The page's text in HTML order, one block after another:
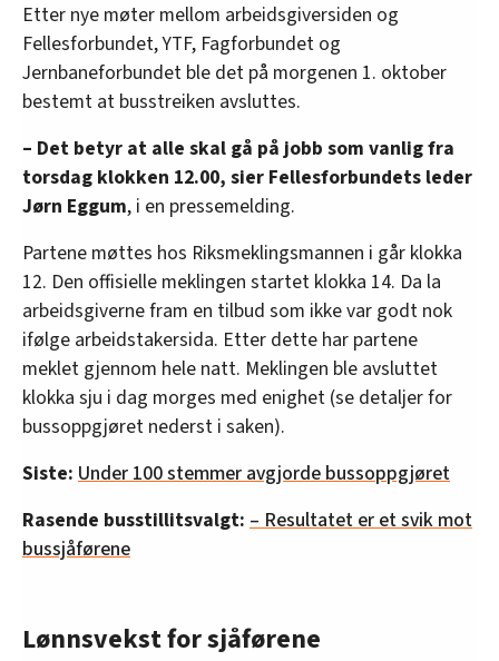
Etter nye møter mellom arbeidsgiversiden og
Fellesforbundet, YTF, Fagforbundet og
Jernbaneforbundet ble det på morgenen 1. oktober
bestemt at busstreiken avsluttes.
– Det betyr at alle skal gå på jobb som vanlig fra
torsdag klokken 12.00, sier Fellesforbundets leder
Jørn Eggum, i en pressemelding.
Partene møttes hos Riksmeklingsmannen i går klokka
12. Den offisielle meklingen startet klokka 14. Da la
arbeidsgiverne fram en tilbud som ikke var godt nok
ifølge arbeidstakersida. Etter dette har partene
meklet gjennom hele natt. Meklingen ble avsluttet
klokka sju i dag morges med enighet (se detaljer for
bussoppgjøret nederst i saken).
Siste: Under 100 stemmer avgjorde bussoppgjøret
Rasende busstillitsvalgt: – Resultatet er et svik mot
bussjåførene
Lønnsvekst for sjåførene